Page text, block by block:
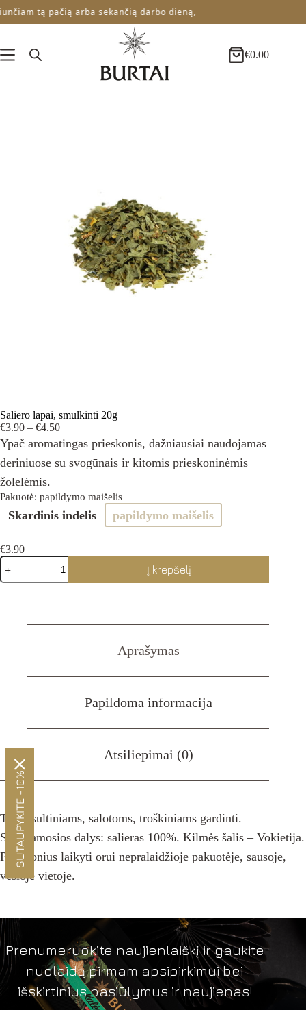
to
tą pačią arba sekančią darbo dieną,
Krepšelis
€0.00
Saliero lapai, smulkinti 20g
€3.90 – €4.50Price
range:
€3.90
through
Ypač aromatingas prieskonis, dažniausiai naudojamas
deriniuose su svogūnais ir kitomis prieskoninėmis
žolelėmis.
Pakuotė: papildymo maišelis
Skardinis indelis papildymo maišelis
€3.90
produkto
kiekis:
Saliero
Į krepšelį
Aprašymas
Papildoma informacija
Atsiliepimai (0)
Tinka sultiniams, salotoms, troškiniams gardinti.
Sudedamosios dalys: salieras 100%. Kilmės šalis – Vokietija.
Prieskonius laikyti orui nepralaidžioje pakuotėje, sausoje,
vėsioje vietoje.
Prenumeruokite naujienlaiškį ir gaukite
nuolaidą pirmam apsipirkimui bei
išskirtinius pasiūlymus ir naujienas!
SUTAUPYKITE -10%